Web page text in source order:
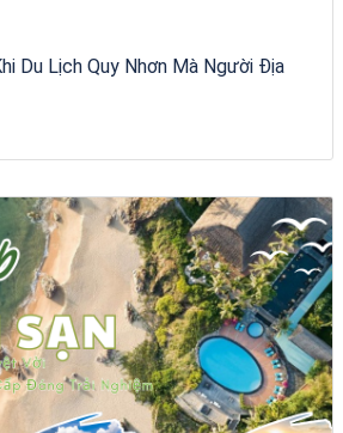
Du Lịch Quy Nhơn Mà Người Địa
tại Quy Nhơn